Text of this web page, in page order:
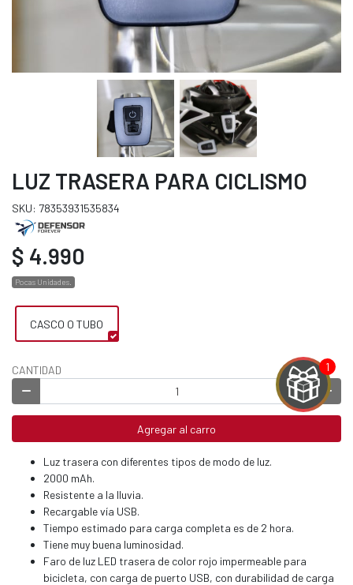
LUZ TRASERA PARA CICLISMO
SKU: 78353931535834
$ 4.990
Pocas Unidades.
CASCO O TUBO
CANTIDAD
Agregar al carro
Luz trasera con diferentes tipos de modo de luz.
2000 mAh.
Resistente a la lluvia.
Recargable vía USB.
Tiempo estimado para carga completa es de 2 hora.
Tiene muy buena luminosidad.
Faro de luz LED trasera de color rojo impermeable para
bicicleta, con carga de puerto USB, con durabilidad de carga